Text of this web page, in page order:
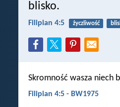
blisko.
Filipian 4:5 życzliwość
Skromność wasza niech
Filipian 4:5 - BW1975